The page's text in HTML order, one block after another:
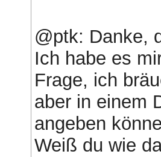
@ptk: Danke,
Ich habe es
Frage, ich
aber in einem
angeben
Weiß du wie